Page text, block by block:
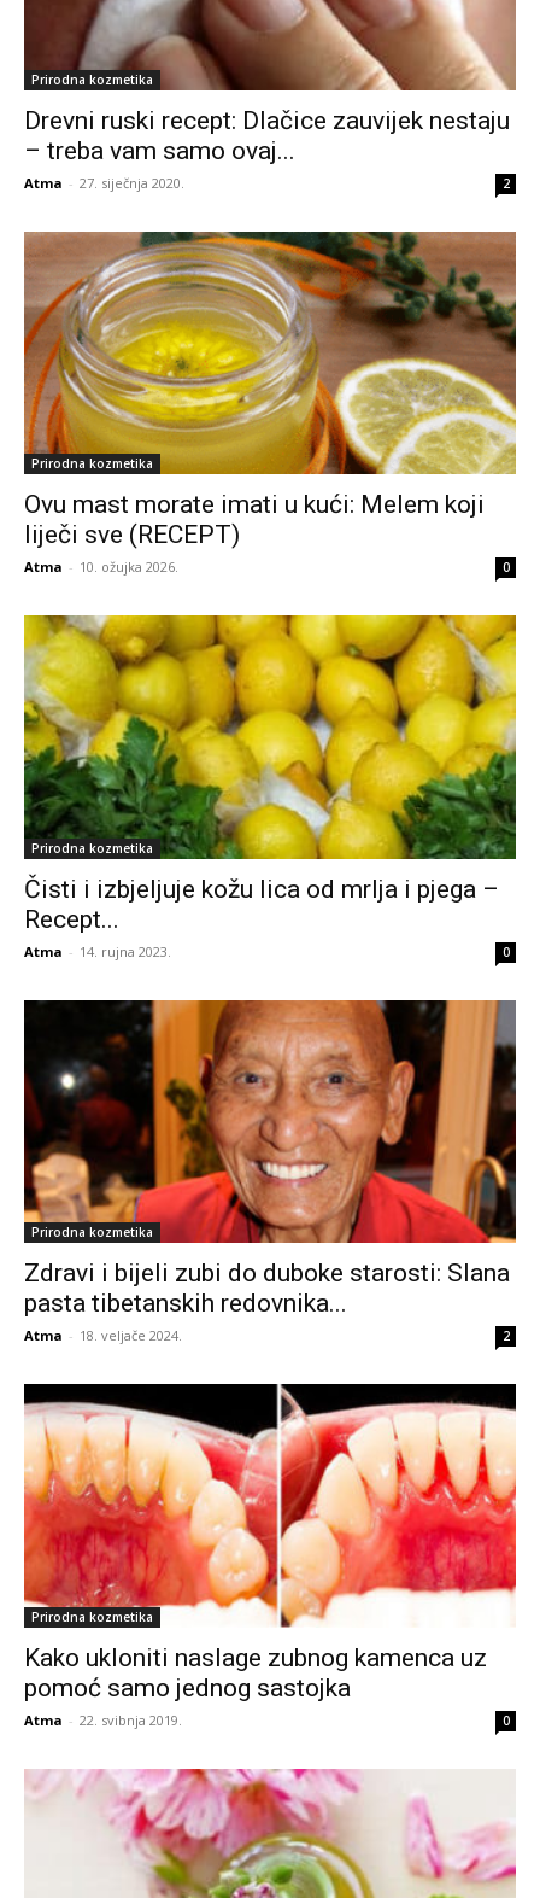
Prirodna kozmetika
Drevni ruski recept: Dlačice zauvijek nestaju
– treba vam samo ovaj...
Atma - 27. siječnja 2020. 2
Prirodna kozmetika
Ovu mast morate imati u kući: Melem koji
liječi sve (RECEPT)
Atma - 10. ožujka 2026. 0
Prirodna kozmetika
Čisti i izbjeljuje kožu lica od mrlja i pjega –
Recept...
Atma - 14. rujna 2023. 0
Prirodna kozmetika
Zdravi i bijeli zubi do duboke starosti: Slana
pasta tibetanskih redovnika...
Atma - 18. veljače 2024. 2
Prirodna kozmetika
Kako ukloniti naslage zubnog kamenca uz
pomoć samo jednog sastojka
Atma - 22. svibnja 2019. 0